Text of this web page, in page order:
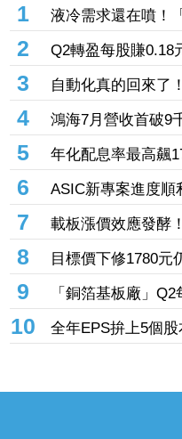
1
液冷需求還在噴！
創天花板 前7月狂
2
Q2轉盈每股賺0.18
1.45% 自營商出手
3
自動化真的回來了
3個股本 接單跑贏
4
鴻海7月營收首破9
揭下一張王牌
5
年化配息率最高飆
這6檔ETF破4.6萬
6
ASIC新專案進度順
修至710元 Q3蓄
7
載板漲價效應發酵
點 再砸468億搶
8
目標價下修1780元
看至35元 切AI資
9
「銅箔基板廠」
4.39元 7月營收同
10
全年EPS拚上5個
CPU大單助攻 7